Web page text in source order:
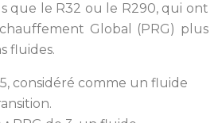
que le R32 ou le R290, qui ont
Global (PRG) plus
fluides.
considéré comme un fluide